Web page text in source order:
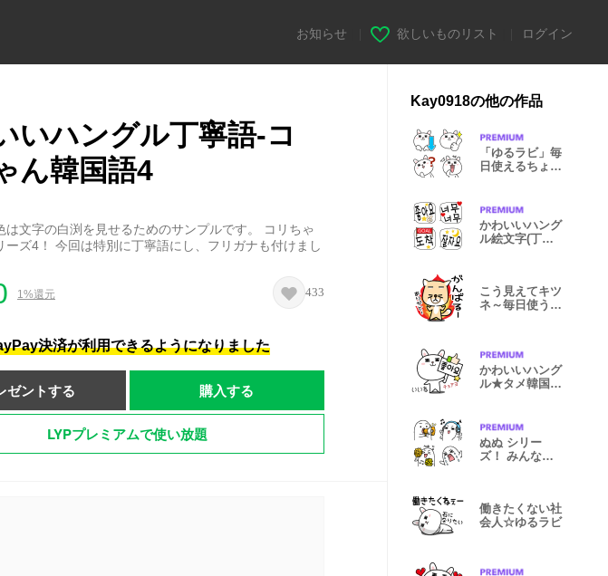
お知らせ 欲しいものリスト ログイン
いハングル丁寧語-コ
ん韓国語4
文字の白渕を見せるためのサンプルです。 コリちゃ
ーズ4！ 今回は特別に丁寧語にし、フリガナも付けまし
1%還元 433
決済が利用できるようになりました
ゼントする 購入する
LYPプレミアムで使い放題
Kay0918の他の作品
「ゆるラビ」毎
日使えるちょう
かわいいハング
ル絵文字(丁寧
こう見えてキツ
ネ～毎日使う脱
かわいいハング
ル★タメ韓国語
ぬぬ シリー
ズ！ みんなの
働きたくない社
会人☆ゆるラビ